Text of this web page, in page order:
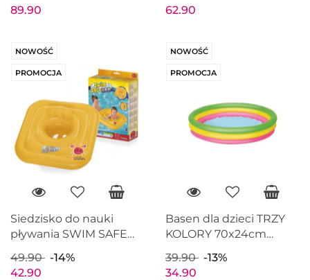
BESTWAY 25020
89.90
BESTWAY 25019
62.90
NOWOŚĆ
PROMOCJA
Siedzisko do nauki
pływania SWIM SAFE
BESTWAY 32050
49.90
-14%
42.90
NOWOŚĆ
PROMOCJA
Basen dla dzieci TRZY
KOLORY 70x24cm
39.90
-13%
34.90